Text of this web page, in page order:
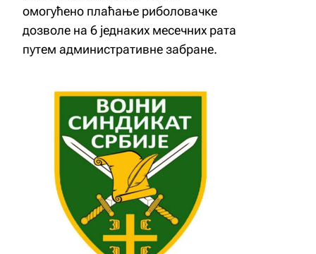
омогућено плаћање риболовачке
дозволе на 6 једнаких месечних рата
путем административне забране.